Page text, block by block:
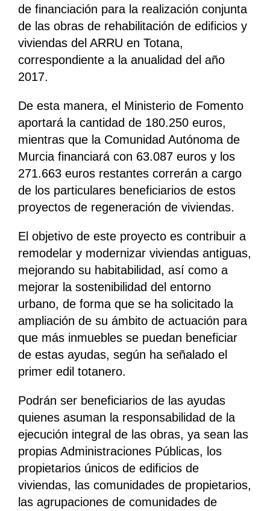
de financiación para la realización conjunta
de las obras de rehabilitación de edificios y
viviendas del ARRU en Totana,
correspondiente a la anualidad del año
2017.
De esta manera, el Ministerio de Fomento
aportará la cantidad de 180.250 euros,
mientras que la Comunidad Autónoma de
Murcia financiará con 63.087 euros y los
271.663 euros restantes correrán a cargo
de los particulares beneficiarios de estos
proyectos de regeneración de viviendas.
El objetivo de este proyecto es contribuir a
remodelar y modernizar viviendas antiguas,
mejorando su habitabilidad, así como a
mejorar la sostenibilidad del entorno
urbano, de forma que se ha solicitado la
ampliación de su ámbito de actuación para
que más inmuebles se puedan beneficiar
de estas ayudas, según ha señalado el
primer edil totanero.
Podrán ser beneficiarios de las ayudas
quienes asuman la responsabilidad de la
ejecución integral de las obras, ya sean las
propias Administraciones Públicas, los
propietarios únicos de edificios de
viviendas, las comunidades de propietarios,
las agrupaciones de comunidades de